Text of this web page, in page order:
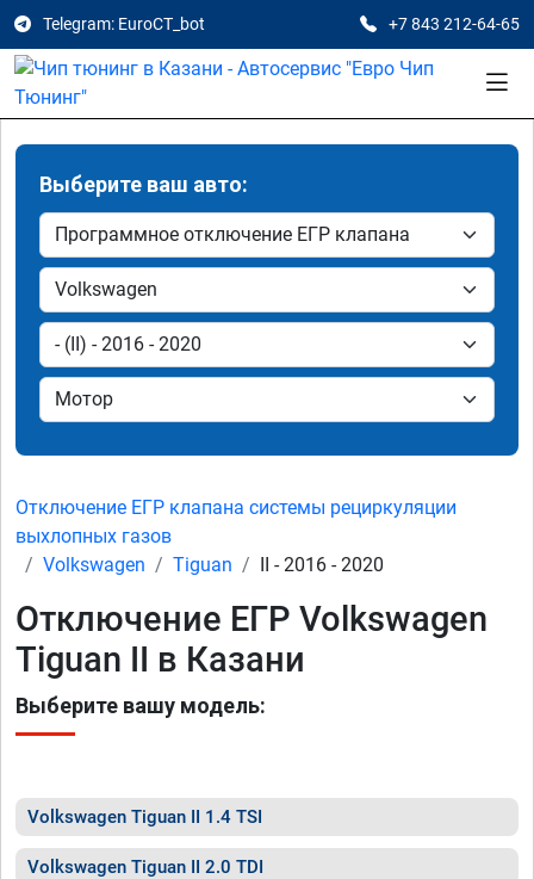
Telegram: EuroCT_bot +7 843 212-64-65
Выберите ваш авто:
Отключение ЕГР клапана системы рециркуляции
выхлопных газов
Volkswagen
Tiguan II - 2016 - 2020
Отключение ЕГР Volkswagen
Tiguan II в Казани
Выберите вашу модель:
Volkswagen Tiguan II 1.4 TSI
Volkswagen Tiguan II 2.0 TDI